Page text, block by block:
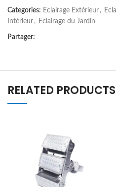
Categories: Eclairage Extérieur ,
Intérieur , Eclairage du Jardin
Partager:
RELATED PRODUCTS